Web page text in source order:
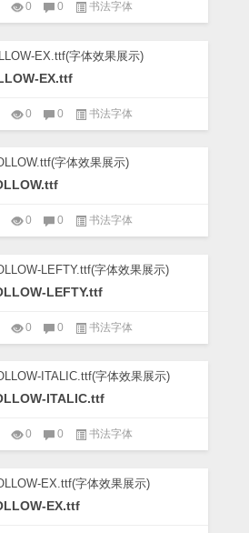
0 0 书法字体
EX.ttf
0 0 书法字体
0 0 书法字体
LEFTY.ttf
0 0 书法字体
ITALIC.ttf
0 0 书法字体
EX.ttf